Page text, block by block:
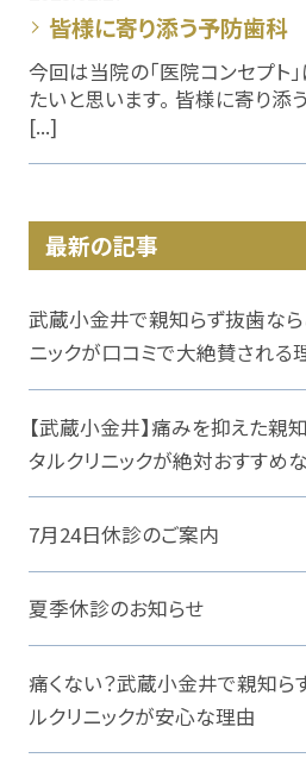
皆様に寄り添う予防歯科
今回は当院の「医院コンセプト
たいと思います。 皆様に寄り
[...]
最新の記事
武蔵小金井で親知らず抜歯なら
ニックが口コミで大絶賛される
【武蔵小金井】痛みを抑えた親
タルクリニックが絶対おすすめ
7月24日休診のご案内
夏季休診のお知らせ
痛くない？武蔵小金井で親知ら
ルクリニックが安心な理由